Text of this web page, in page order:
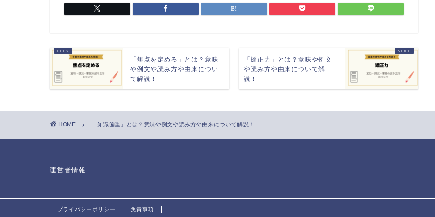
「焦点を定める」とは？意味
や例文や読み方や由来につい
て解説！
「矯正力」とは？意味や例文
や読み方や由来について解
説！
HOME 「知識偏重」とは？意味や例文や読み方や由来について解説！
運営者情報
プライバシーポリシー 免責事項